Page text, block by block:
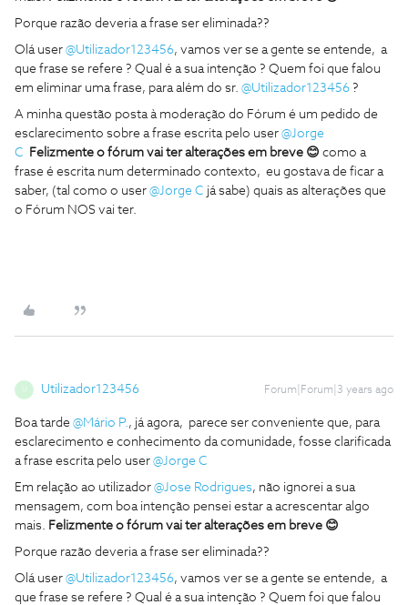
Porque razão deveria a frase ser eliminada??
Olá user @Utilizador123456, vamos ver se a gente se entende, a
que frase se refere ? Qual é a sua intenção ? Quem foi que falou
em eliminar uma frase, para além do sr. @Utilizador123456 ?
A minha questão posta à moderação do Fórum é um pedido de
esclarecimento sobre a frase escrita pelo user @Jorge
C
Felizmente o fórum vai ter alterações em breve 😊 como a
frase é escrita num determinado contexto, eu gostava de ficar a
saber, (tal como o user @Jorge C já sabe) quais as alterações que
o Fórum NOS vai ter.
Utilizador123456 Forum|Forum|3 years ago
Boa tarde @Mário P., já agora, parece ser conveniente que, para
esclarecimento e conhecimento da comunidade, fosse clarificada
a frase escrita pelo user @Jorge C
Em relação ao utilizador @Jose Rodrigues, não ignorei a sua
mensagem, com boa intenção pensei estar a acrescentar algo
mais. Felizmente o fórum vai ter alterações em breve 😊
Porque razão deveria a frase ser eliminada??
Olá user @Utilizador123456, vamos ver se a gente se entende, a
que frase se refere ? Qual é a sua intenção ? Quem foi que falou